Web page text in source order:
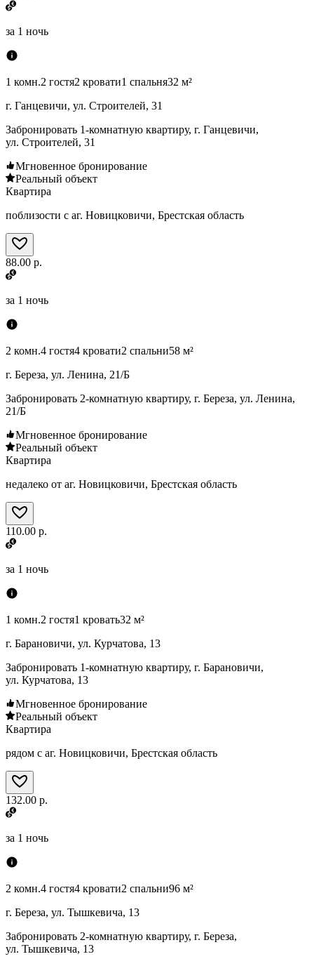
за 1 ночь
1 комн.2 гостя2 кровати1 спальня32 м²
г. Ганцевичи, ул. Строителей, 31
Забронировать 1-комнатную квартиру, г. Ганцевичи,
ул. Строителей, 31
Мгновенное бронирование
Реальный объект
Квартира
поблизости с аг. Новицковичи, Брестская область
88.00 р.
за 1 ночь
2 комн.4 гостя4 кровати2 спальни58 м²
г. Береза, ул. Ленина, 21/Б
Забронировать 2-комнатную квартиру, г. Береза, ул. Ленина,
21/Б
Мгновенное бронирование
Реальный объект
Квартира
недалеко от аг. Новицковичи, Брестская область
110.00 р.
за 1 ночь
1 комн.2 гостя1 кровать32 м²
г. Барановичи, ул. Курчатова, 13
Забронировать 1-комнатную квартиру, г. Барановичи,
ул. Курчатова, 13
Мгновенное бронирование
Реальный объект
Квартира
рядом с аг. Новицковичи, Брестская область
132.00 р.
за 1 ночь
2 комн.4 гостя4 кровати2 спальни96 м²
г. Береза, ул. Тышкевича, 13
Забронировать 2-комнатную квартиру, г. Береза,
ул. Тышкевича, 13